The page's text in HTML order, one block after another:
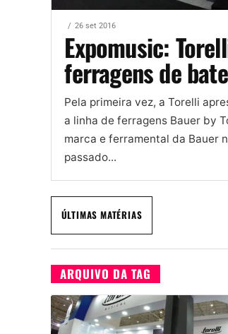
26 set 2016
Expomusic:
ferragens de
Pela primeira vez, a Torelli
a linha de ferragens Bauer by
marca e ferramental da Bauer
passado...
ÚLTIMAS MATÉRIAS
ARQUIVO DA TAG